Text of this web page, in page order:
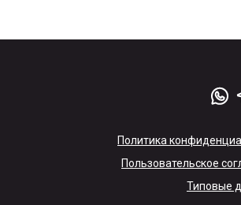
Политика
Пользовательское
Типовые